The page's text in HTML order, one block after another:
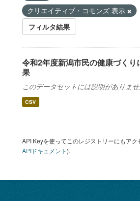
クリエイティブ・コモンズ 表示
フィルタ結果
令和2年度新潟市民の健康づくり
果
このデータセットには説明がありま
CSV
API Keyを使ってこのレジストリーにもアク
APIドキュメント).